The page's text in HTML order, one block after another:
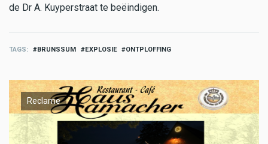
de Dr A. Kuyperstraat te beëindigen.
TAGS BRUNSSUM EXPLOSIE ONTPLOFFING
Reclame